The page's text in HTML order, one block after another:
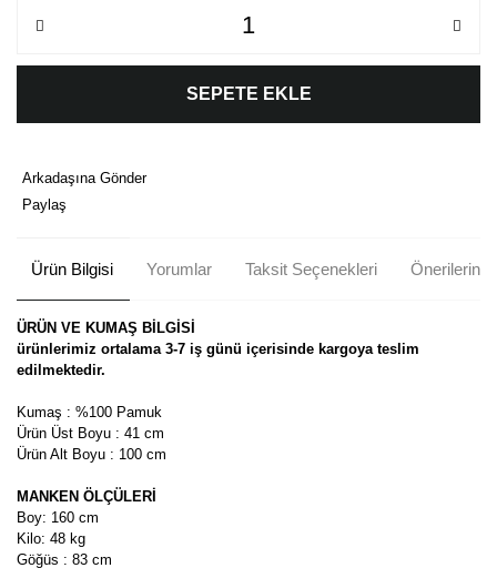
SEPETE EKLE
Arkadaşına Gönder
Paylaş
Ürün Bilgisi Yorumlar Taksit Seçenekleri Önerileriniz
ÜRÜN VE KUMAŞ BİLGİSİ
ürünlerimiz ortalama 3-7 iş günü içerisinde kargoya teslim
edilmektedir.
Kumaş : %100 Pamuk
Ürün Üst Boyu : 41 cm
Ürün Alt Boyu : 100 cm
MANKEN ÖLÇÜLERİ
Boy: 160 cm
Kilo: 48 kg
Göğüs : 83 cm